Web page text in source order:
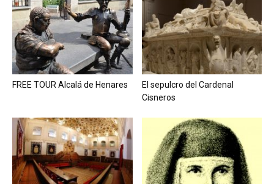
FREE TOUR Alcalá de Henares
El sepulcro del Cardenal
Cisneros